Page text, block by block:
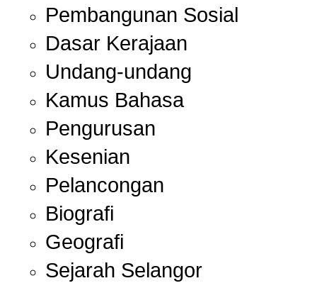
Pembangunan Sosial
Dasar Kerajaan
Undang-undang
Kamus Bahasa
Pengurusan
Kesenian
Pelancongan
Biografi
Geografi
Sejarah Selangor